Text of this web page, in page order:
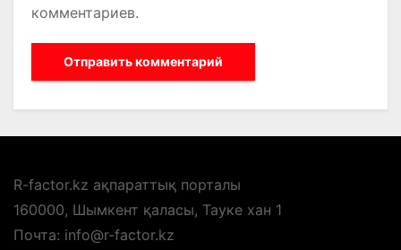
комментариев.
R-factor.kz ақпараттық порталы
160000, Шымкент қаласы, Тауке хан 1
Почта: info@r-factor.kz